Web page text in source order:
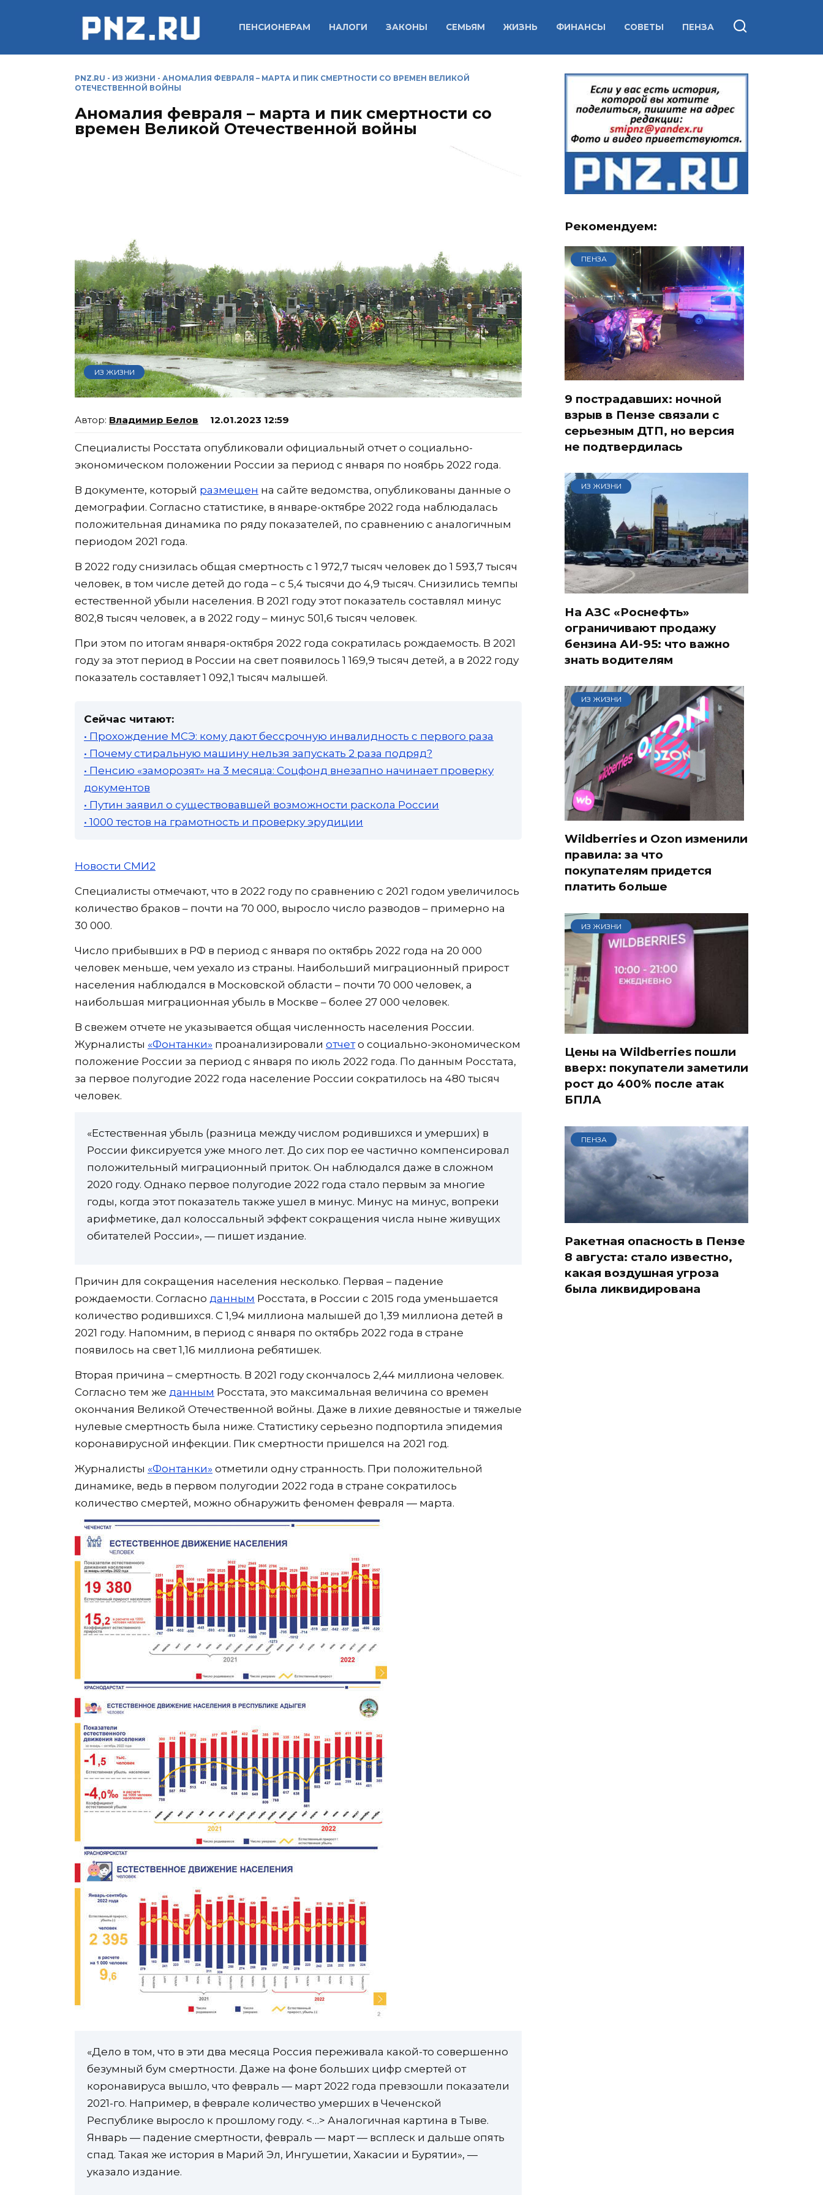
ПЕНСИОНЕРАМ НАЛОГИ ЗАКОНЫ СЕМЬЯМ ЖИЗНЬ ФИНАНСЫ СОВЕТЫ ПЕНЗА
PNZ.RU - ИЗ ЖИЗНИ - АНОМАЛИЯ ФЕВРАЛЯ – МАРТА И ПИК СМЕРТНОСТИ СО ВРЕМЕН ВЕЛИКОЙ
ОТЕЧЕСТВЕННОЙ ВОЙНЫ
Аномалия февраля – марта и пик смертности со
времен Великой Отечественной войны
ИЗ ЖИЗНИ
Владимир Белов 12.01.2023 12:59
Специалисты Росстата опубликовали официальный отчет о социально-
экономическом положении России за период с января по ноябрь 2022 года.
В документе, который размещен на сайте ведомства, опубликованы данные о
демографии. Согласно статистике, в январе-октябре 2022 года наблюдалась
положительная динамика по ряду показателей, по сравнению с аналогичным
периодом 2021 года.
В 2022 году снизилась общая смертность с 1 972,7 тысяч человек до 1 593,7 тысяч
человек, в том числе детей до года – с 5,4 тысячи до 4,9 тысяч. Снизились темпы
естественной убыли населения. В 2021 году этот показатель составлял минус
802,8 тысяч человек, а в 2022 году – минус 501,6 тысяч человек.
При этом по итогам января-октября 2022 года сократилась рождаемость. В 2021
году за этот период в России на свет появилось 1 169,9 тысяч детей, а в 2022 году
показатель составляет 1 092,1 тысяч малышей.
Сейчас читают:
• Прохождение МСЭ: кому дают бессрочную инвалидность с первого раза
• Почему стиральную машину нельзя запускать 2 раза подряд?
• Пенсию «заморозят» на 3 месяца: Соцфонд внезапно начинает проверку
документов
• Путин заявил о существовавшей возможности раскола России
• 1000 тестов на грамотность и проверку эрудиции
Новости СМИ2
Специалисты отмечают, что в 2022 году по сравнению с 2021 годом увеличилось
количество браков – почти на 70 000, выросло число разводов – примерно на
30 000.
Число прибывших в РФ в период с января по октябрь 2022 года на 20 000
человек меньше, чем уехало из страны. Наибольший миграционный прирост
населения наблюдался в Московской области – почти 70 000 человек, а
наибольшая миграционная убыль в Москве – более 27 000 человек.
В свежем отчете не указывается общая численность населения России.
Журналисты «Фонтанки» проанализировали отчето социально-экономическом
положение России за период с января по июль 2022 года. По данным Росстата,
за первое полугодие 2022 года население России сократилось на 480 тысяч
человек.
«Естественная убыль (разница между числом родившихся и умерших) в
России фиксируется уже много лет. До сих пор ее частично компенсировал
положительный миграционный приток. Он наблюдался даже в сложном
2020 году. Однако первое полугодие 2022 года стало первым за многие
годы, когда этот показатель также ушел в минус. Минус на минус, вопреки
арифметике, дал колоссальный эффект сокращения числа ныне живущих
обитателей России», — пишет издание.
Причин для сокращения населения несколько. Первая – падение
рождаемости. Согласно данным Росстата, в России с 2015 года уменьшается
количество родившихся. С 1,94 миллиона малышей до 1,39 миллиона детей в
2021 году. Напомним, в период с января по октябрь 2022 года в стране
появилось на свет 1,16 миллиона ребятишек.
Вторая причина – смертность. В 2021 году скончалось 2,44 миллиона человек.
Согласно тем же данным Росстата, это максимальная величина со времен
окончания Великой Отечественной войны. Даже в лихие девяностые и тяжелые
нулевые смертность была ниже. Статистику серьезно подпортила эпидемия
коронавирусной инфекции. Пик смертности пришелся на 2021 год.
Журналисты «Фонтанки» отметили одну странность. При положительной
динамике, ведь в первом полугодии 2022 года в стране сократилось
количество смертей, можно обнаружить феномен февраля — марта.
«Дело в том, что в эти два месяца Россия переживала какой-то совершенно
безумный бум смертности. Даже на фоне больших цифр смертей от
коронавируса вышло, что февраль — март 2022 года превзошли показатели
2021-го. Например, в феврале количество умерших в Чеченской
Республике выросло к прошлому году. <…> Аналогичная картина в Тыве.
Январь — падение смертности, февраль — март — всплеск и дальше опять
спад. Такая же история в Марий Эл, Ингушетии, Хакасии и Бурятии», —
указало издание.
Рекомендуем:
ПЕНЗА
9 пострадавших: ночной
взрыв в Пензе связали с
серьезным ДТП, но версия
не подтвердилась
ИЗ ЖИЗНИ
На АЗС «Роснефть»
ограничивают продажу
бензина АИ-95: что важно
знать водителям
ИЗ ЖИЗНИ
Wildberries и Ozon изменили
правила: за что
покупателям придется
платить больше
ИЗ ЖИЗНИ
Цены на Wildberries пошли
вверх: покупатели заметили
рост до 400% после атак
БПЛА
ПЕНЗА
Ракетная опасность в Пензе
8 августа: стало известно,
какая воздушная угроза
была ликвидирована